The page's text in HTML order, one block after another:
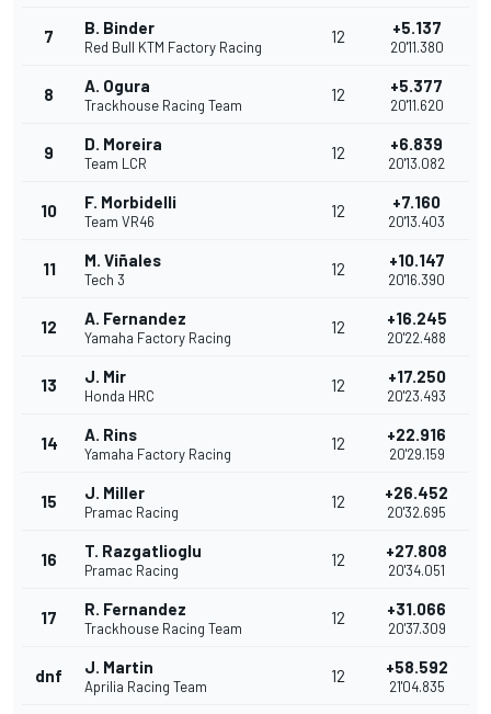
7 B. Binder
Red Bull KTM Factory Racing
12 +5.137
20'11.380
8 A. Ogura
Trackhouse Racing Team
12 +5.377
20'11.620
9 D. Moreira
Team LCR
12 +6.839
20'13.082
10 F. Morbidelli
Team VR46
12 +7.160
20'13.403
11 M. Viñales
Tech 3
12 +10.147
20'16.390
12 A. Fernandez
Yamaha Factory Racing
12 +16.245
20'22.488
13 J. Mir
Honda HRC
12 +17.250
20'23.493
14 A. Rins
Yamaha Factory Racing
12 +22.916
20'29.159
15 J. Miller
Pramac Racing
12 +26.452
20'32.695
16 T. Razgatlioglu
Pramac Racing
12 +27.808
20'34.051
17 R. Fernandez
Trackhouse Racing Team
12 +31.066
20'37.309
dnf J. Martin
Aprilia Racing Team
12 +58.592
21'04.835